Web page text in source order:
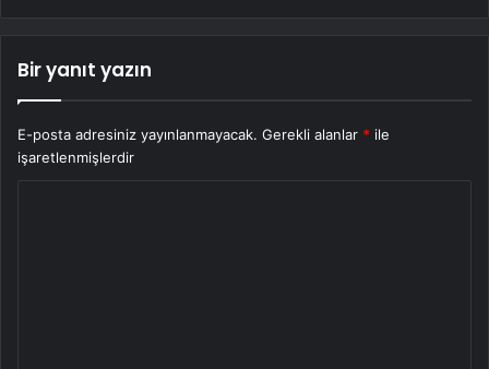
Bir yanıt yazın
E-posta adresiniz yayınlanmayacak. Gerekli alanlar * ile
işaretlenmişlerdir